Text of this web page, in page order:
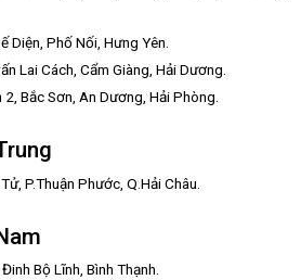
Diện, Phố Nối, Hưng Yên.
Lai Cách, Cẩm Giàng, Hải Dương.
Bắc Sơn, An Dương, Hải Phòng.
P.Thuận Phước, Q.Hải Châu.
Bộ Lĩnh, Bình Thạnh.